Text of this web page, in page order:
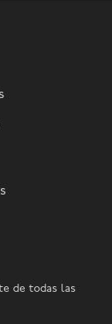
de todas las